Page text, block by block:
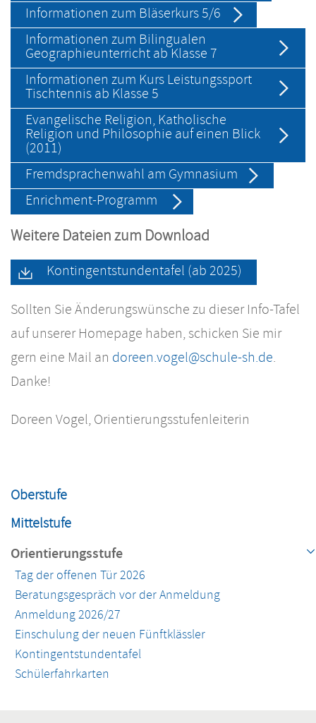
Informationen zum Bläserkurs 5/6
Informationen zum Bilingualen
Geographieunterricht ab Klasse 7
Informationen zum Kurs Leistungssport
Tischtennis ab Klasse 5
Evangelische Religion, Katholische
Religion und Philosophie auf einen Blick
(2011)
Fremdsprachenwahl am Gymnasium
Enrichment-Programm
Weitere Dateien zum Download
Kontingentstundentafel (ab 2025)
Sollten Sie Änderungswünsche zu dieser Info-Tafel
auf unserer Homepage haben, schicken Sie mir
gern eine Mail an doreen.vogel@schule-sh.de.
Danke!
Doreen Vogel, Orientierungsstufenleiterin
überspringen
Oberstufe
Mittelstufe
Orientierungsstufe
Tag der offenen Tür 2026
Beratungsgespräch vor der Anmeldung
Anmeldung 2026/27
Einschulung der neuen Fünftklässler
Kontingentstundentafel
Schülerfahrkarten